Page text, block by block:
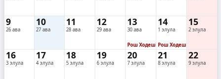
9
26 ава
10
27 ава
11
28 ава
12
29 ава
13
30 ава
Рош Ходеш1
14
1 элула
Рош Ходеш
15
2 элула
16
3 элула
17
4 элула
18
5 элула
19
6 элула
20
7 элула
21
8 элула
22
9 элула